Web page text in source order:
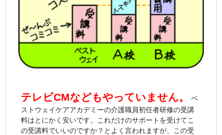
テレビCMなどもやっていません。
ベ
ストウェイケアアカデミーの介護職員初任者研修の受講
料はとにかく安いです。これだけのサポートを受けてこ
の受講料でいいのですか？とよく言われますが、この受